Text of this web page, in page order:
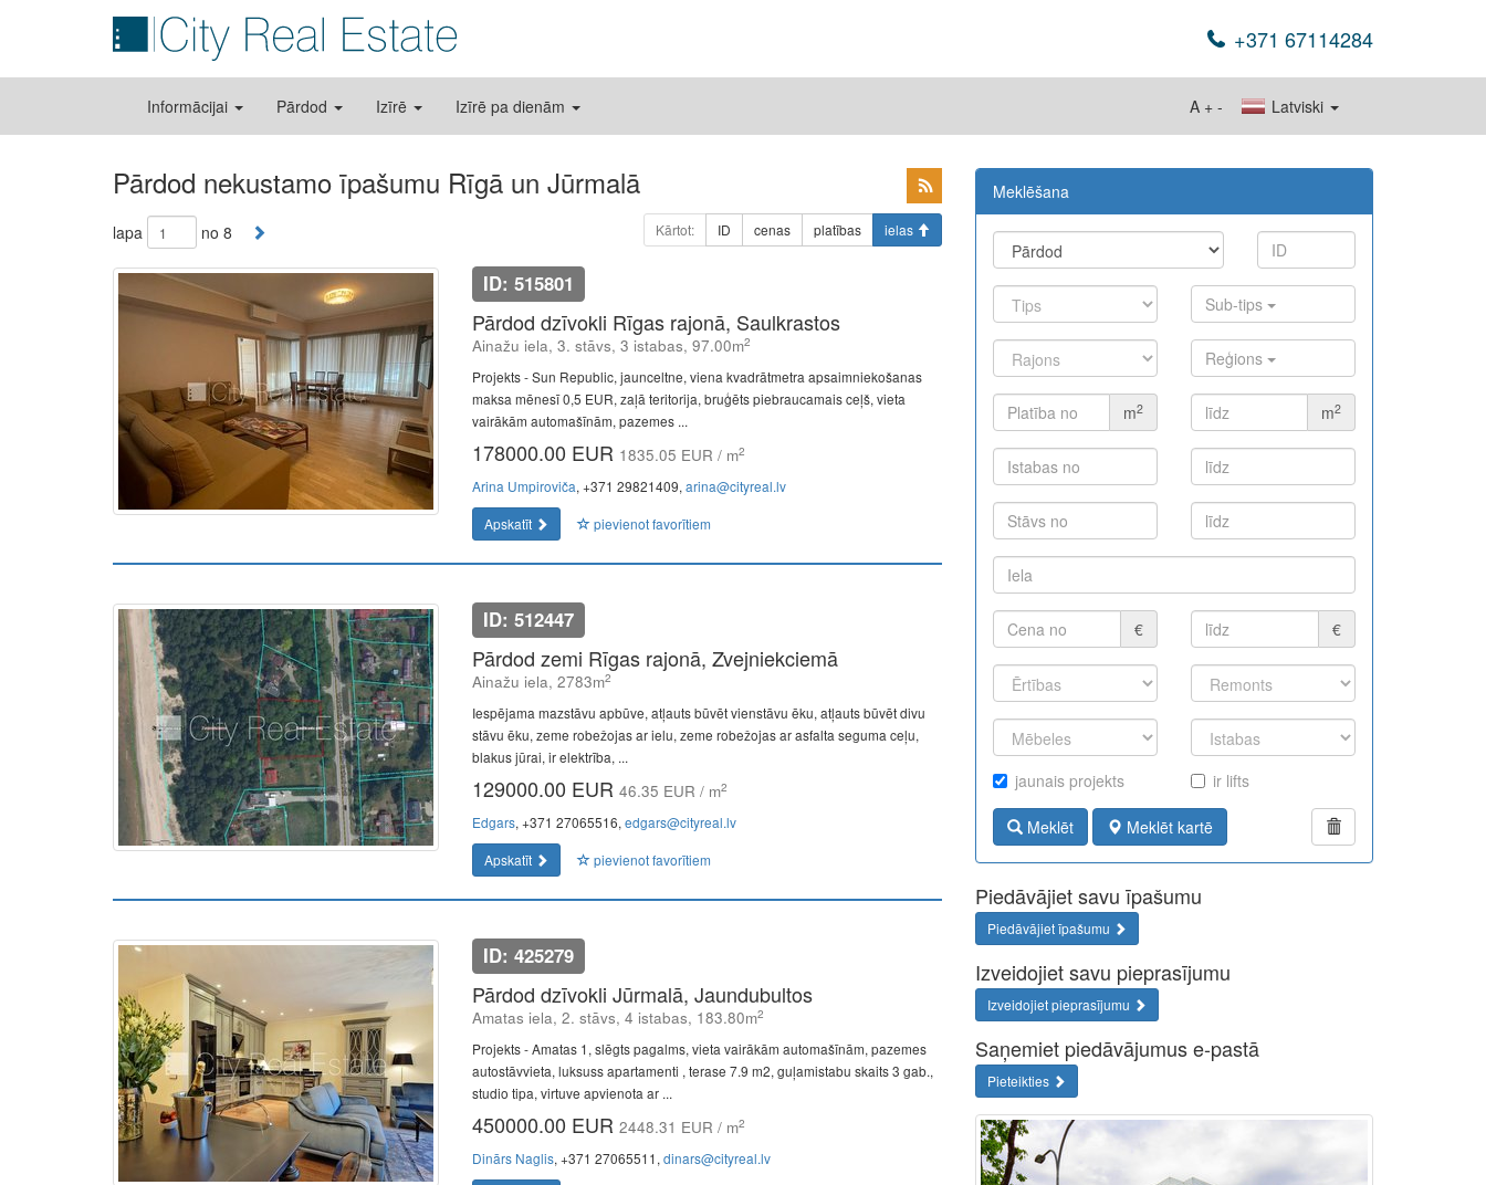
+371 67114284
Informācijai Pārdod Izīrē Izīrē pa dienām Latviski
A + -
Pārdod nekustamo īpašumu Rīgā un Jūrmalā
lapa no 8 Kārtot: ID cenas platības ielas
ID: 515801
Pārdod dzīvokli Rīgas rajonā, Saulkrastos
Ainažu iela, 3. stāvs, 3 istabas, 97.00m2
Projekts - Sun Republic, jaunceltne, viena kvadrātmetra apsaimniekošanas
maksa mēnesī 0,5 EUR, zaļā teritorija, bruģēts piebraucamais ceļš, vieta
vairākām automašīnām, pazemes ...
178000.00 EUR 1835.05 EUR / m2
Arina Umpiroviča, +371 29821409, arina@cityreal.lv
Apskatīt
pievienot favorītiem
ID: 512447
Pārdod zemi Rīgas rajonā, Zvejniekciemā
Ainažu iela, 2783m2
Iespējama mazstāvu apbūve, atļauts būvēt vienstāvu ēku, atļauts būvēt divu
stāvu ēku, zeme robežojas ar ielu, zeme robežojas ar asfalta seguma ceļu,
blakus jūrai, ir elektrība, ...
129000.00 EUR 46.35 EUR / m2
Edgars, +371 27065516, edgars@cityreal.lv
Apskatīt
pievienot favorītiem
ID: 425279
Pārdod dzīvokli Jūrmalā, Jaundubultos
Amatas iela, 2. stāvs, 4 istabas, 183.80m2
Projekts - Amatas 1, slēgts pagalms, vieta vairākām automašīnām, pazemes
autostāvvieta, luksuss apartamenti , terase 7.9 m2, guļamistabu skaits 3 gab.,
studio tipa, virtuve apvienota ar ...
450000.00 EUR 2448.31 EUR / m2
Dinārs Naglis, +371 27065511, dinars@cityreal.lv
Meklēšana
Sub-tips
Reģions
m2 m2
€ €
jaunais projekts ir lifts
Meklēt Meklēt kartē
Piedāvājiet savu īpašumu
Piedāvājiet īpašumu
Izveidojiet savu pieprasījumu
Izveidojiet pieprasījumu
Saņemiet piedāvājumus e-pastā
Pieteikties